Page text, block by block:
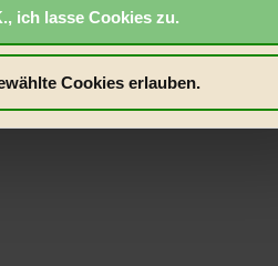
und deswegen für dich
deine Einwilligung für Cookies, um
Statistiken dazu auslesen zu
oder auch, um Werbung
ich lasse Cookies zu.
Cookies erlauben.